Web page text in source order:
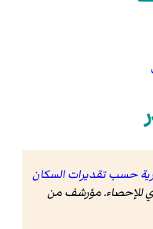
قرية حسب تقديرات السكان
للإحصاء. مؤرشف من